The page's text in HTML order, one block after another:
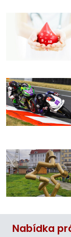
Nabídka